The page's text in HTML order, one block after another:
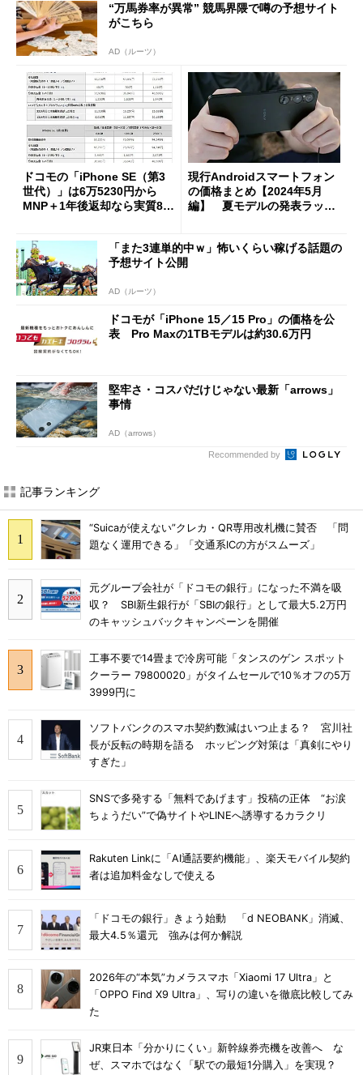
“万馬券率が異常” 競馬界隈で噂の予想サイト
がこちら
AD（ルーツ）
ドコモの「iPhone SE（第3
世代）」は6万5230円から
MNP＋1年後返却なら実質80
現行Androidスマートフォン
の価格まとめ【2024年5月
編】 夏モデルの発表ラッシ
「また3連単的中ｗ」怖いくらい稼げる話題の
予想サイト公開
AD（ルーツ）
ドコモが「iPhone 15／15 Pro」の価格を公
表 Pro Maxの1TBモデルは約30.6万円
堅牢さ・コスパだけじゃない最新「arrows」
事情
AD（arrows）
Recommended by
記事ランキング
“Suicaが使えない”クレカ・QR専用改札機に賛否 「問
題なく運用できる」「交通系ICの方がスムーズ」
元グループ会社が「ドコモの銀行」になった不満を吸
収？ SBI新生銀行が「SBIの銀行」として最大5.2万円
のキャッシュバックキャンペーンを開催
工事不要で14畳まで冷房可能「タンスのゲン スポット
クーラー 79800020」がタイムセールで10％オフの5万
3999円に
ソフトバンクのスマホ契約数減はいつ止まる？ 宮川社
長が反転の時期を語る ホッピング対策は「真剣にやり
すぎた」
SNSで多発する「無料であげます」投稿の正体 “お涙
ちょうだい”で偽サイトやLINEへ誘導するカラクリ
Rakuten Linkに「AI通話要約機能」、楽天モバイル契約
者は追加料金なしで使える
「ドコモの銀行」きょう始動 「d NEOBANK」消滅、
最大4.5％還元 強みは何か解説
2026年の“本気”カメラスマホ「Xiaomi 17 Ultra」と
「OPPO Find X9 Ultra」、写りの違いを徹底比較してみ
た
JR東日本「分かりにくい」新幹線券売機を改善へ な
ぜ、スマホではなく「駅での最短1分購入」を実現？